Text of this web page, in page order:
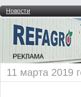
Новости
11 марта 2019